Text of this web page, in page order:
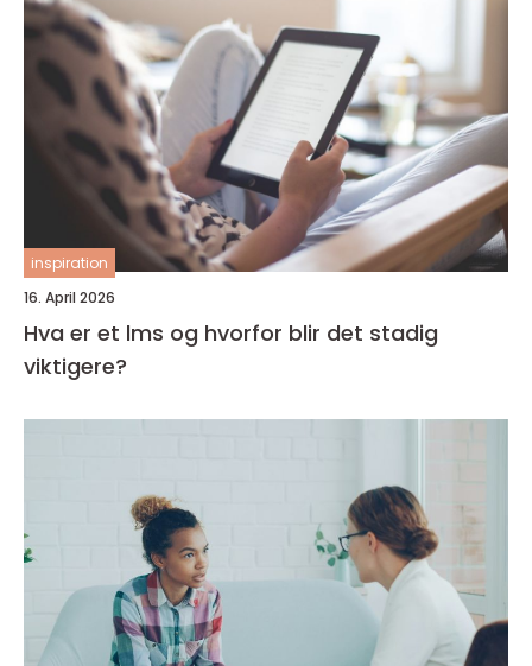
inspiration
16. April 2026
Hva er et lms og hvorfor blir det stadig
viktigere?